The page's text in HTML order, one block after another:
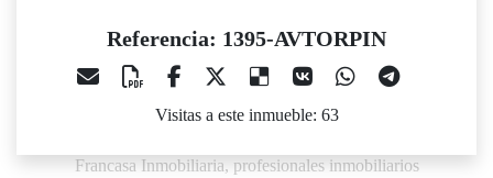
Referencia: 1395-AVTORPIN
Visitas a este inmueble: 63
Francasa Inmobiliaria, profesionales inmobiliarios